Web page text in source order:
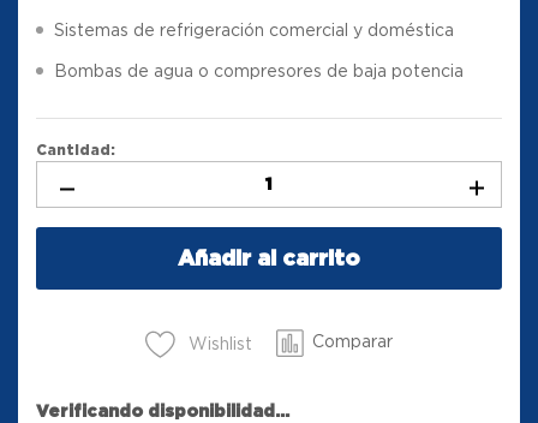
Sistemas de refrigeración comercial y doméstica
Bombas de agua o compresores de baja potencia
Cantidad:
Añadir al carrito
Wishlist Comparar
Verificando disponibilidad...